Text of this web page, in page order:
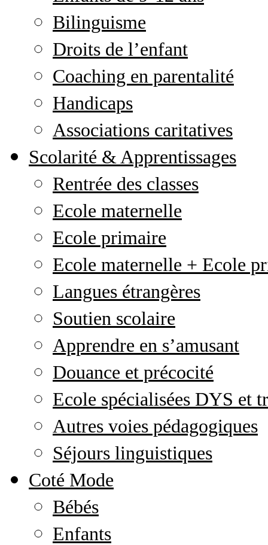
Bilinguisme
Droits de l’enfant
Coaching en parentalité
Handicaps
Associations caritatives
Scolarité & Apprentissages
Rentrée des classes
Ecole maternelle
Ecole primaire
Ecole maternelle + Ecole
Langues étrangères
Soutien scolaire
Apprendre en s’amusant
Douance et précocité
Ecole spécialisées DYS et
Autres voies pédagogiques
Séjours linguistiques
Coté Mode
Bébés
Enfants